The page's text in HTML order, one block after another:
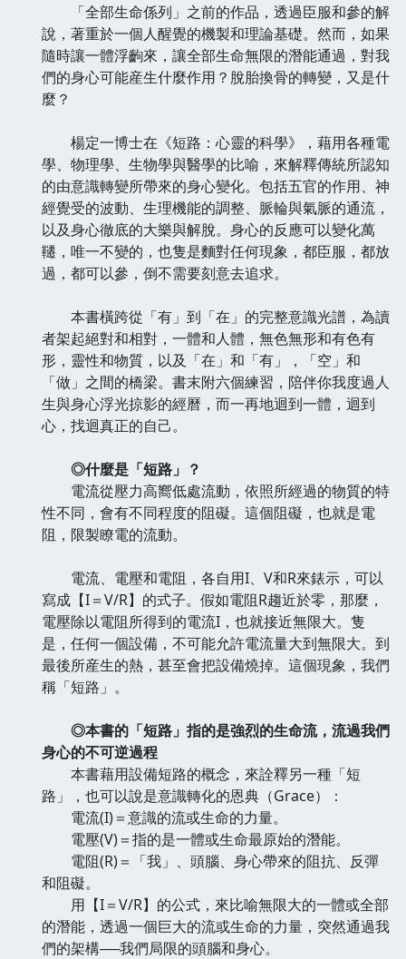
「全部生命係列」之前的作品，透過臣服和參的解
說，著重於一個人醒覺的機製和理論基礎。然而，如果
隨時讓一體浮齣來，讓全部生命無限的潛能通過，對我
們的身心可能産生什麼作用？脫胎換骨的轉變，又是什
麼？
楊定一博士在《短路：心靈的科學》，藉用各種電
學、物理學、生物學與醫學的比喻，來解釋傳統所認知
的由意識轉變所帶來的身心變化。包括五官的作用、神
經覺受的波動、生理機能的調整、脈輪與氣脈的通流，
以及身心徹底的大樂與解脫。身心的反應可以變化萬
韆，唯一不變的，也隻是麵對任何現象，都臣服，都放
過，都可以參，倒不需要刻意去追求。
本書橫跨從「有」到「在」的完整意識光譜，為讀
者架起絕對和相對，一體和人體，無色無形和有色有
形，靈性和物質，以及「在」和「有」，「空」和
「做」之間的橋梁。書末附六個練習，陪伴你我度過人
生與身心浮光掠影的經曆，而一再地迴到一體，迴到
心，找迴真正的自己。
◎什麼是「短路」？
電流從壓力高嚮低處流動，依照所經過的物質的特
性不同，會有不同程度的阻礙。這個阻礙，也就是電
阻，限製瞭電的流動。
電流、電壓和電阻，各自用I、V和R來錶示，可以
寫成【I＝V/R】的式子。假如電阻R趨近於零，那麼，
電壓除以電阻所得到的電流I，也就接近無限大。隻
是，任何一個設備，不可能允許電流量大到無限大。到
最後所産生的熱，甚至會把設備燒掉。這個現象，我們
稱「短路」。
◎本書的「短路」指的是強烈的生命流，流過我們
身心的不可逆過程
本書藉用設備短路的概念，來詮釋另一種「短
路」，也可以說是意識轉化的恩典（Grace）：
電流(I)＝意識的流或生命的力量。
電壓(V)＝指的是一體或生命最原始的潛能。
電阻(R)＝「我」、頭腦、身心帶來的阻抗、反彈
和阻礙。
用【I＝V/R】的公式，來比喻無限大的一體或全部
的潛能，透過一個巨大的流或生命的力量，突然通過我
們的架構──我們局限的頭腦和身心。